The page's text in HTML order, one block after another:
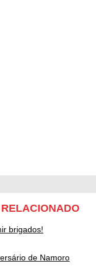
brigados!
de Namoro